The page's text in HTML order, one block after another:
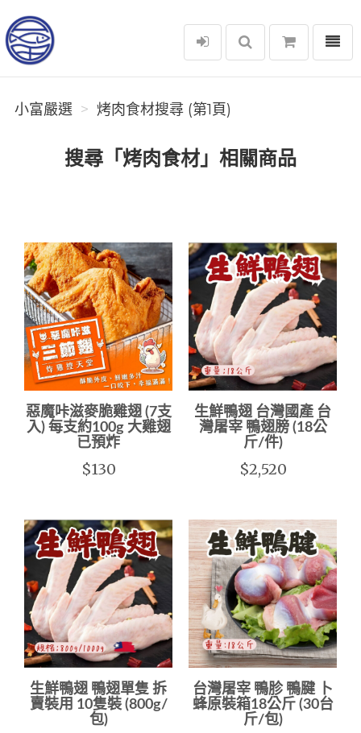
小富嚴選
選單
小富嚴選 烤肉食材搜尋 (第1頁)
搜尋「烤肉食材」相關商品
惡魔咔滋麥脆雞翅 (7支
入) 每支約100g 大雞翅
已預炸
$130
生鮮鴨翅 台灣國產 台
灣屠宰 鴨翅膀 (18公
斤/件)
$2,520
生鮮鴨翅 鴨翅單隻 拆
賣裝用 10隻裝 (800g/
包)
台灣屠宰 鴨胗 鴨腱 卜
蜂原裝箱18公斤 (30台
斤/包)